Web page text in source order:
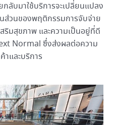
ลับมาใช้บริการจะเปลี่ยนแปลง
ส่วนของพฤติกรรมการจับจ่าย
ริมสุขภาพ และความเป็นอยู่ที่ดี
Normal ซึ่งส่งผลต่อความ
าและบริการ